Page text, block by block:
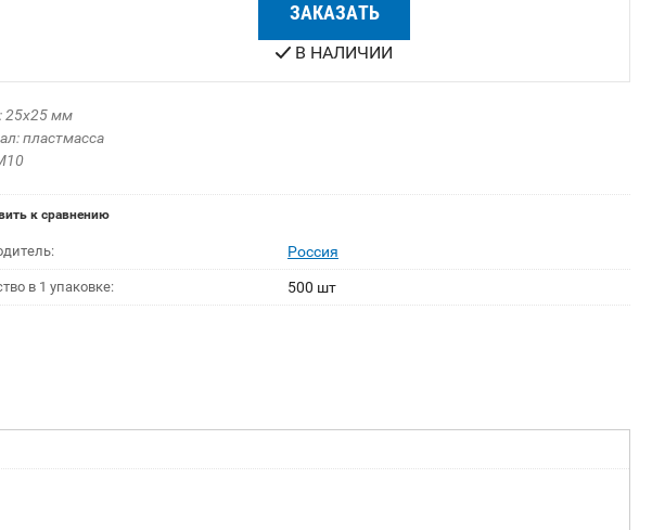
ЗАКАЗАТЬ
В НАЛИЧИИ
25х25 мм
пластмасса
к сравнению
Россия
в 1 упаковке: 500 шт